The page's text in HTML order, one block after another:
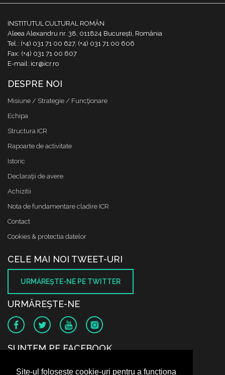
Site-ul folosește cookie-uri pentru a funcționa
INSTITUTUL CULTURAL ROMÂN
Aleea Alexandru nr. 38, 011824 București, România
Tel.: (+4) 031 71 00 627, (+4) 031 71 00 606
Fax: (+4) 031 71 00 607
E-mail: icr@icr.ro
DESPRE NOI
Misiune / Strategie / Funcţionare
Echipa
Structura ICR
Rapoarte de activitate
Istoric
Declaraţii de avere
Achizitii
Nota de fundamentare cladire ICR
Contact
Cookies & protectia datelor
CELE MAI NOI TWEET-URI
URMĂREŞTE-NE PE TWITTER
URMĂREŞTE-NE
SUNTEM PE FACEBOOK